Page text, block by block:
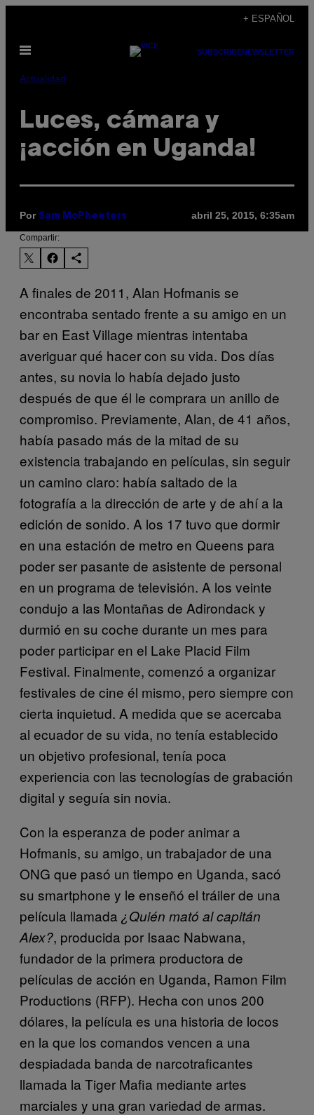
contenido
+ ESPAÑOL
Abrir
SUBSCRIBENEWSLETTER
Actualidad
Luces, cámara y
¡acción en Uganda!
Por Sam McPheeters abril 25, 2015, 6:35am
Compartir:
A finales de 2011, Alan Hofmanis se
encontraba sentado frente a su amigo en un
bar en East Village mientras intentaba
averiguar qué hacer con su vida. Dos días
antes, su novia lo había dejado justo
después de que él le comprara un anillo de
compromiso. Previamente, Alan, de 41 años,
había pasado más de la mitad de su
existencia trabajando en películas, sin seguir
un camino claro: había saltado de la
fotografía a la dirección de arte y de ahí a la
edición de sonido. A los 17 tuvo que dormir
en una estación de metro en Queens para
poder ser pasante de asistente de personal
en un programa de televisión. A los veinte
condujo a las Montañas de Adirondack y
durmió en su coche durante un mes para
poder participar en el Lake Placid Film
Festival. Finalmente, comenzó a organizar
festivales de cine él mismo, pero siempre con
cierta inquietud. A medida que se acercaba
al ecuador de su vida, no tenía establecido
un objetivo profesional, tenía poca
experiencia con las tecnologías de grabación
digital y seguía sin novia.
Con la esperanza de poder animar a
Hofmanis, su amigo, un trabajador de una
ONG que pasó un tiempo en Uganda, sacó
su smartphone y le enseñó el tráiler de una
película llamada ¿Quién mató al capitán
Alex?, producida por Isaac Nabwana,
fundador de la primera productora de
películas de acción en Uganda, Ramon Film
Productions (RFP). Hecha con unos 200
dólares, la película es una historia de locos
en la que los comandos vencen a una
despiadada banda de narcotraficantes
llamada la Tiger Mafia mediante artes
marciales y una gran variedad de armas.